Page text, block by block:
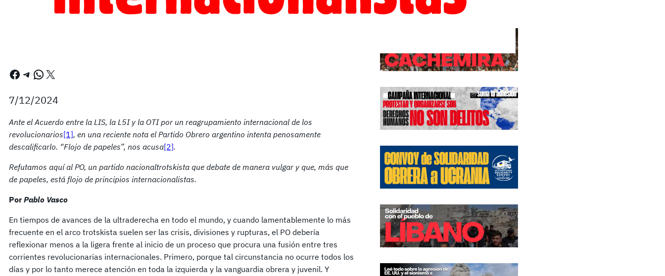
Facebook Telegram WhatsApp X
7/12/2024
Ante el Acuerdo entre la LIS, la L5I y la OTI por un reagrupamiento internacional de los
revolucionarios[1], en una reciente nota el Partido Obrero argentino intenta penosamente
descalificarlo. “Flojo de papeles”, nos acusa[2].
Refutamos aquí al PO, un partido nacionaltrotskista que debate de manera vulgar y que, más que
de papeles, está flojo de principios internacionalistas.
Por Pablo Vasco
En tiempos de avances de la ultraderecha en todo el mundo, y cuando lamentablemente lo más
frecuente en el arco trotskista suelen ser las crisis, divisiones y rupturas, el PO debería
reflexionar menos a la ligera frente al inicio de un proceso que procura una fusión entre tres
corrientes revolucionarias internacionales. Primero, porque tal circunstancia no ocurre todos los
días y por lo tanto merece atención en toda la izquierda y la vanguardia obrera y juvenil. Y
Ediciones anteriores